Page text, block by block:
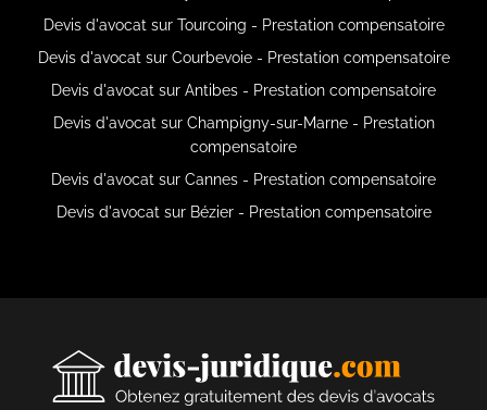
Devis d'avocat sur Tourcoing - Prestation compensatoire
Devis d'avocat sur Courbevoie - Prestation compensatoire
Devis d'avocat sur Antibes - Prestation compensatoire
Devis d'avocat sur Champigny-sur-Marne - Prestation
compensatoire
Devis d'avocat sur Cannes - Prestation compensatoire
Devis d'avocat sur Bézier - Prestation compensatoire